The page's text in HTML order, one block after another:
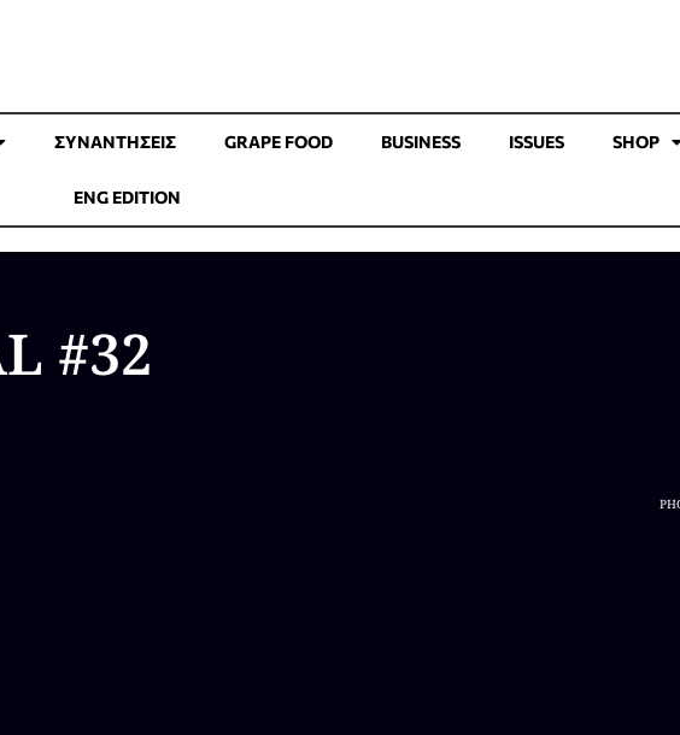
ΣΥΝΑΝΤΉΣΕΙΣ GRAPE FOOD BUSINESS ISSUES SHOP
ENG EDITION
#32